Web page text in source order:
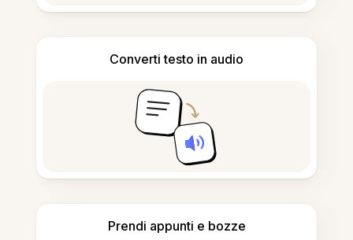
Converti testo in audio
Prendi appunti e bozze